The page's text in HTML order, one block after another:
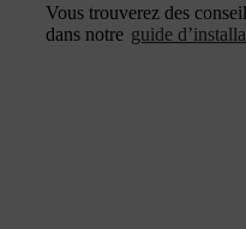
Vous trouverez des
dans notre guide